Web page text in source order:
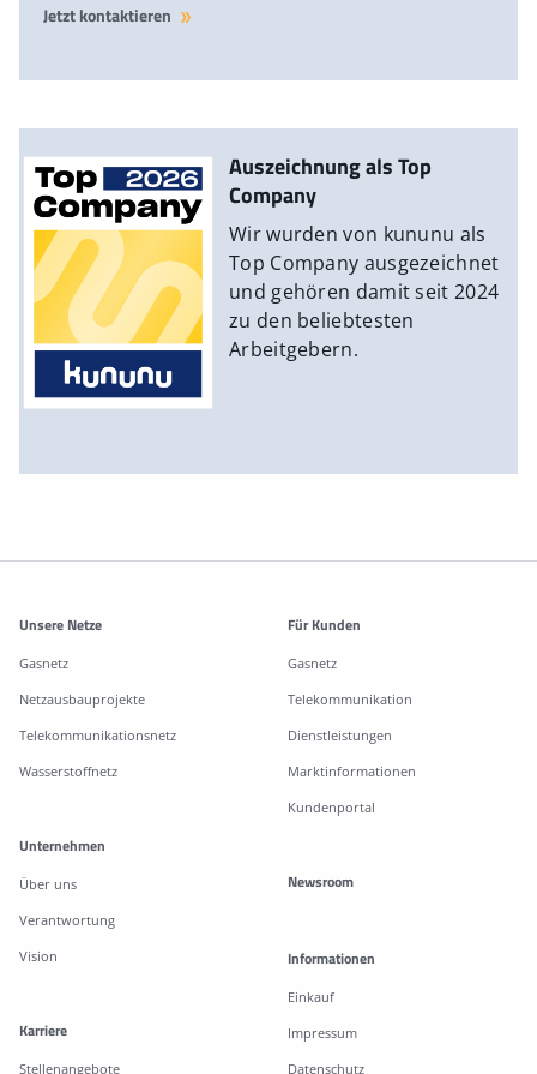
Jetzt kontaktieren
Auszeichnung als Top
Company
Wir wurden von kununu als
Top Company ausgezeichnet
und gehören damit seit 2024
zu den beliebtesten
Arbeitgebern.
Weitere Informationen
Unsere Netze
Gasnetz
Netzausbauprojekte
Telekommunikationsnetz
Wasserstoffnetz
Für Kunden
Gasnetz
Telekommunikation
Dienstleistungen
Marktinformationen
Kundenportal
Unternehmen
Über uns
Verantwortung
Vision
Karriere
Stellenangebote
Newsroom
Informationen
Einkauf
Impressum
Datenschutz